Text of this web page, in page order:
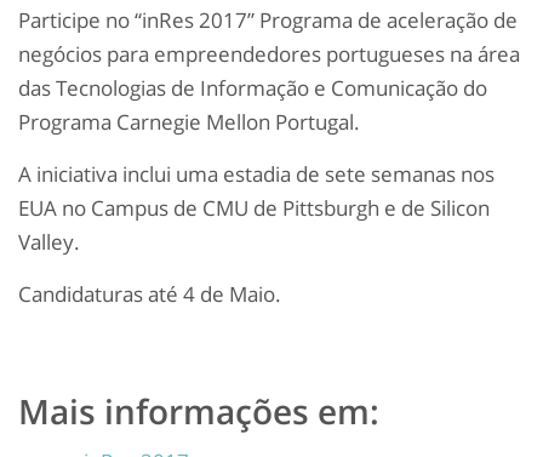
Participe no “inRes 2017” Programa de aceleração de
negócios para empreendedores portugueses na área
das Tecnologias de Informação e Comunicação do
Programa Carnegie Mellon Portugal.
A iniciativa inclui uma estadia de sete semanas nos
EUA no Campus de CMU de Pittsburgh e de Silicon
Valley.
Candidaturas até 4 de Maio.
Mais informações em: